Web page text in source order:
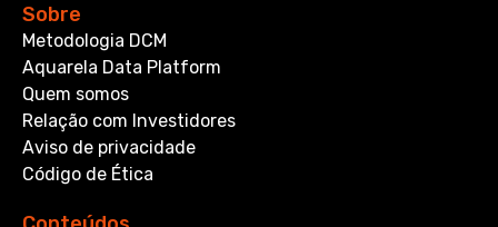
Sobre
Metodologia DCM
Aquarela Data Platform
Quem somos
Relação com Investidores
Aviso de privacidade
Código de Ética